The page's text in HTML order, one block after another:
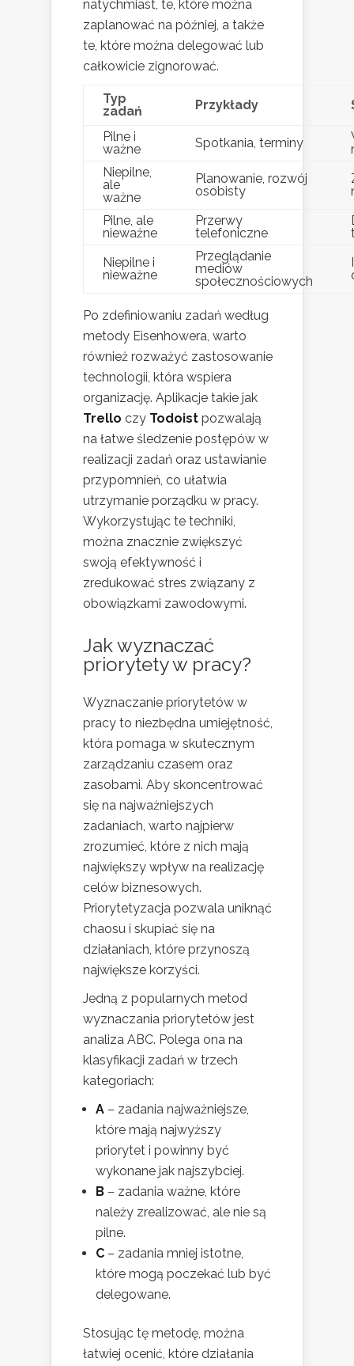
natychmiast, te, które można
zaplanować na później, a także
te, które można delegować lub
całkowicie zignorować.
Typ
zadań
Przykłady
Pilne i
ważne
Spotkania, terminy
Niepilne,
ale
ważne
Planowanie, rozwój
osobisty
Pilne, ale
nieważne
Przerwy
telefoniczne
Niepilne i
nieważne
Przeglądanie
mediów
społecznościowych
Po zdefiniowaniu zadań według
metody Eisenhowera, warto
również rozważyć zastosowanie
technologii, która wspiera
organizację. Aplikacje takie jak
Trello czy Todoist pozwalają
na łatwe śledzenie postępów w
realizacji zadań oraz ustawianie
przypomnień, co ułatwia
utrzymanie porządku w pracy.
Wykorzystując te techniki,
można znacznie zwiększyć
swoją efektywność i
zredukować stres związany z
obowiązkami zawodowymi.
Jak wyznaczać
priorytety w pracy?
Wyznaczanie priorytetów w
pracy to niezbędna umiejętność,
która pomaga w skutecznym
zarządzaniu czasem oraz
zasobami. Aby skoncentrować
się na najważniejszych
zadaniach, warto najpierw
zrozumieć, które z nich mają
największy wpływ na realizację
celów biznesowych.
Priorytetyzacja pozwala uniknąć
chaosu i skupiać się na
działaniach, które przynoszą
największe korzyści.
Jedną z popularnych metod
wyznaczania priorytetów jest
analiza ABC. Polega ona na
klasyfikacji zadań w trzech
kategoriach:
A – zadania najważniejsze,
które mają najwyższy
priorytet i powinny być
wykonane jak najszybciej.
B – zadania ważne, które
należy zrealizować, ale nie są
pilne.
C – zadania mniej istotne,
które mogą poczekać lub być
delegowane.
Stosując tę metodę, można
łatwiej ocenić, które działania